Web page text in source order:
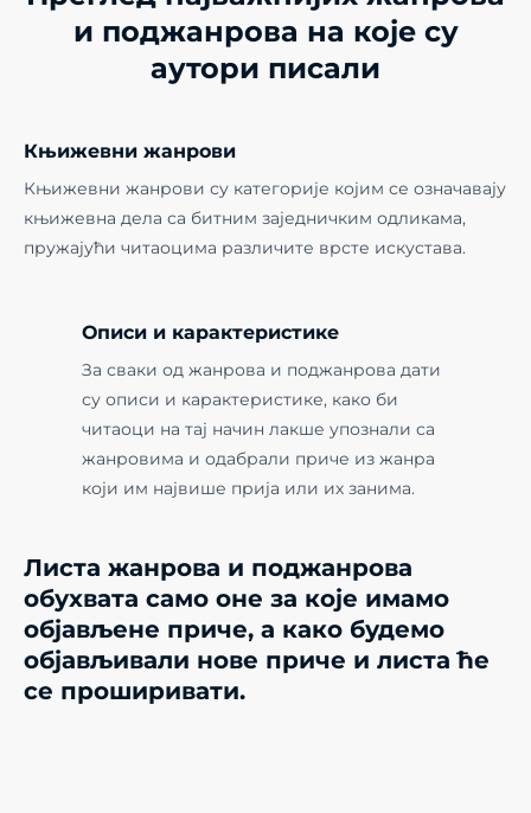
и поджанрова на које су
аутори писали
Књижевни жанрови
Књижевни жанрови су категорије којим се означавају
књижевна дела са битним заједничким одликама,
пружајући читаоцима различите врсте искустава.
Описи и карактеристике
За сваки од жанрова и поджанрова дати
су описи и карактеристике, како би
читаоци на тај начин лакше упознали са
жанровима и одабрали приче из жанра
који им највише прија или их занима.
Листа жанрова и поджанрова
обухвата само оне за које имамо
објављене приче, а како будемо
објављивали нове приче и листа ће
се проширивати.